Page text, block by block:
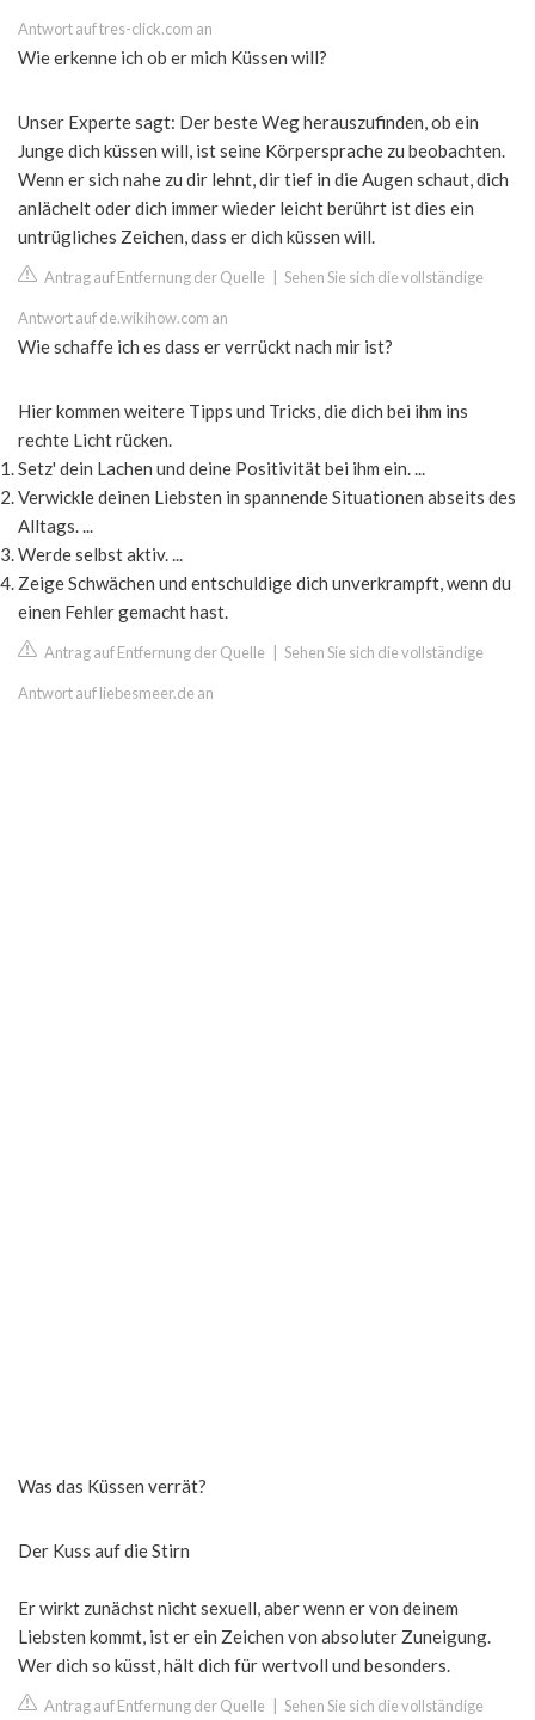
Antwort auf tres-click.com an
Wie erkenne ich ob er mich Küssen will?
Unser Experte sagt: Der beste Weg herauszufinden, ob ein
Junge dich küssen will, ist seine Körpersprache zu beobachten.
Wenn er sich nahe zu dir lehnt, dir tief in die Augen schaut, dich
anlächelt oder dich immer wieder leicht berührt ist dies ein
untrügliches Zeichen, dass er dich küssen will.
Antrag auf Entfernung der Quelle Sehen Sie sich die vollständige
Antwort auf de.wikihow.com an
Wie schaffe ich es dass er verrückt nach mir ist?
Hier kommen weitere Tipps und Tricks, die dich bei ihm ins
rechte Licht rücken.
Setz' dein Lachen und deine Positivität bei ihm ein. ...
Verwickle deinen Liebsten in spannende Situationen abseits des
Alltags. ...
Werde selbst aktiv. ...
Zeige Schwächen und entschuldige dich unverkrampft, wenn du
einen Fehler gemacht hast.
Antrag auf Entfernung der Quelle Sehen Sie sich die vollständige
Antwort auf liebesmeer.de an
Was das Küssen verrät?
Der Kuss auf die Stirn
Er wirkt zunächst nicht sexuell, aber wenn er von deinem
Liebsten kommt, ist er ein Zeichen von absoluter Zuneigung.
Wer dich so küsst, hält dich für wertvoll und besonders.
Antrag auf Entfernung der Quelle Sehen Sie sich die vollständige